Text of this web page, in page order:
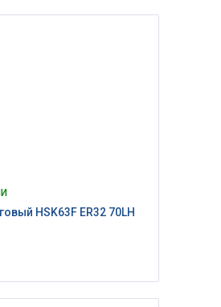
HSK63F ER32 70LH